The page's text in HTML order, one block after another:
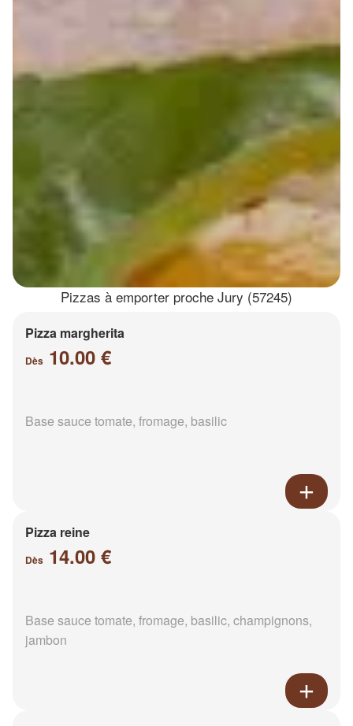
Pizzas à emporter proche Jury (57245)
Pizza margherita
Dès 10.00 €
Base sauce tomate, fromage, basilic
Pizza reine
Dès 14.00 €
Base sauce tomate, fromage, basilic, champignons,
jambon